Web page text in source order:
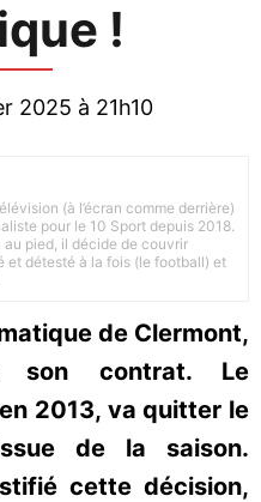
!
2025 à 21h10
(à l’écran comme derrière)
pour le 10 Sport depuis 2018.
pied, il décide de couvrir
et détesté à la fois (le football) et
de Clermont,
son contrat. Le
2013, va quitter le
de la saison.
cette décision,